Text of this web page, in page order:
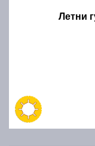
Проверявайте
на протектора
рязко спиране
това води до
гумите от кал и
Как се
летни
Летни